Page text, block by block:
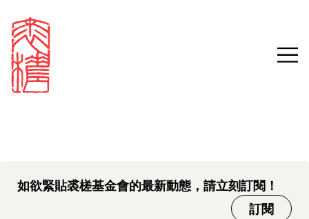
Sign in
Email
Search our stories,
awards, events and
中文版本頁面即將推出，敬請
期待。
如欲緊貼裘槎基金會的最新動態，請立刻訂閱！
訂閱